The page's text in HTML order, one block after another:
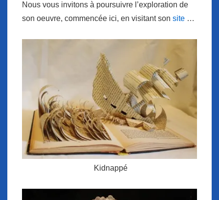
Nous vous invitons à poursuivre l’exploration de
son oeuvre, commencée ici, en visitant son site …
Kidnappé